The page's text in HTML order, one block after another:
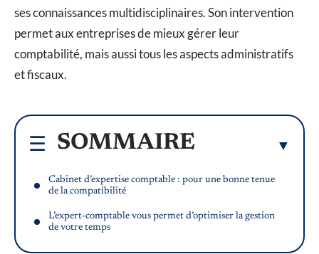
ses connaissances multidisciplinaires. Son intervention
permet aux entreprises de mieux gérer leur
comptabilité, mais aussi tous les aspects administratifs
et fiscaux.
SOMMAIRE
Cabinet d’expertise comptable : pour une bonne tenue
de la compatibilité
L’expert-comptable vous permet d’optimiser la gestion
de votre temps